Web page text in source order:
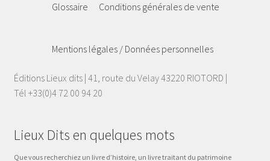
Glossaire Conditions générales de vente
Mentions légales / Données personnelles
Éditions Lieux dits | 41, route du Velay 43220 RIOTORD |
Tél +33(0)4 72 00 94 20
Lieux Dits en quelques mots
Que vous recherchiez un livre d’histoire, un livre traitant du patrimoine